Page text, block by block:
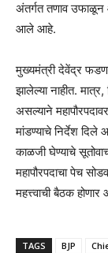
अंतर्गत तणाव उफाळून
आले आहे.
मुख्यमंत्री देवेंद्र
झालेल्या नाहीत.
असल्याने
मांडण्याचे निर्देश दिले
काळजी घेण्याचे
महापौरपदाचा पेच
महत्त्वाची बैठक
TAGS BJP